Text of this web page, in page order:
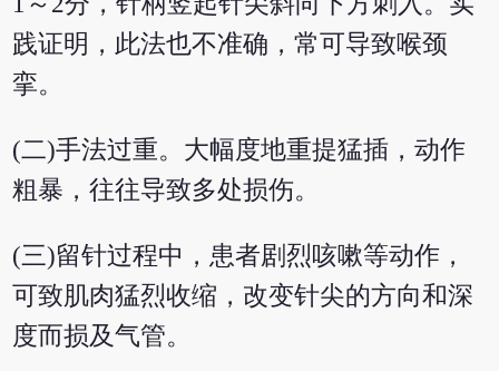
践证明，此法也不准确，常可导致喉颈
挛。
(二)手法过重。大幅度地重提猛插，动作
粗暴，往往导致多处损伤。
(三)留针过程中，患者剧烈咳嗽等动作，
可致肌肉猛烈收缩，改变针尖的方向和深
度而损及气管。